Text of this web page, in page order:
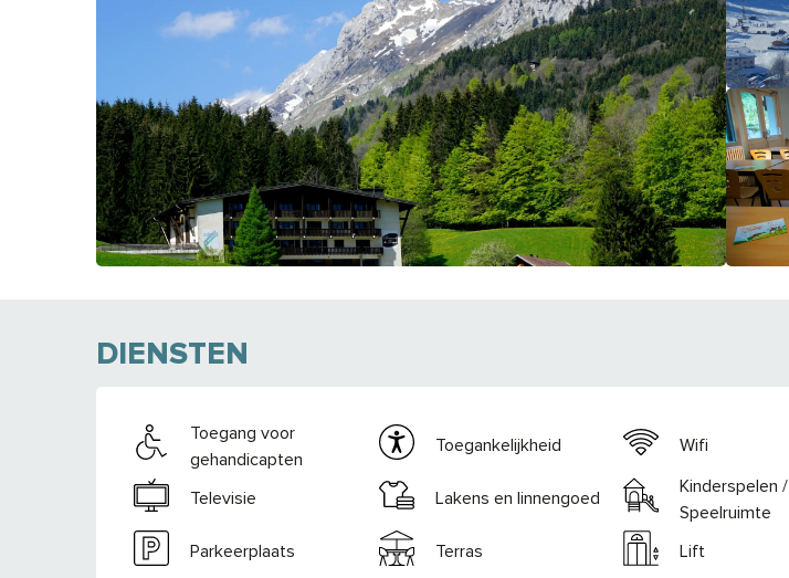
DIENSTEN
Toegang voor
gehandicapten
Toegankelijkheid Wifi
Televisie Lakens en linnengoed
Kinderspelen /
Speelruimte
Parkeerplaats
Terras Lift